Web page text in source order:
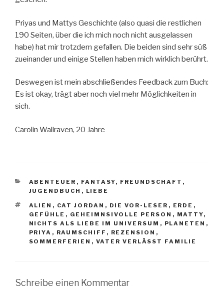
Priyas und Mattys Geschichte (also quasi die restlichen
190 Seiten, über die ich mich noch nicht ausgelassen
habe) hat mir trotzdem gefallen. Die beiden sind sehr süß
zueinander und einige Stellen haben mich wirklich berührt.
Deswegen ist mein abschließendes Feedback zum Buch:
Es ist okay, trägt aber noch viel mehr Möglichkeiten in
sich.
Carolin Wallraven, 20 Jahre
KATEGORIEN
ABENTEUER , FANTASY, FREUNDSCHAFT ,
JUGENDBUCH , LIEBE
SCHLAGWÖRTER
ALIEN , CAT JORDAN , DIE VOR-LESER , ERDE ,
GEFÜHLE , GEHEIMNSIVOLLE PERSON , MATTY,
NICHTS ALS LIEBE IM UNIVERSUM , PLANETEN ,
PRIYA , RAUMSCHIFF , REZENSION ,
SOMMERFERIEN , VATER VERLÄSST FAMILIE
Schreibe einen Kommentar